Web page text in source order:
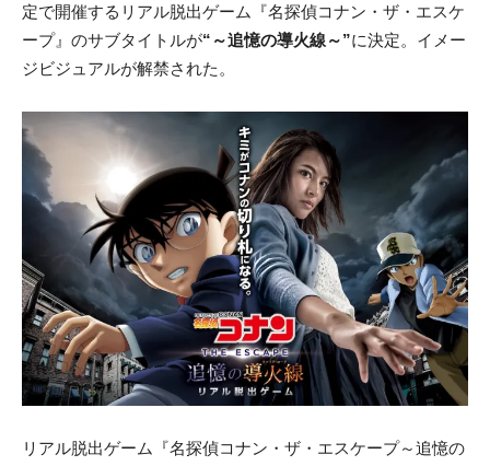
定で開催するリアル脱出ゲーム『名探偵コナン・ザ・エスケ
ープ』のサブタイトルが“～追憶の導火線～”に決定。イメー
ジビジュアルが解禁された。
リアル脱出ゲーム『名探偵コナン・ザ・エスケープ～追憶の